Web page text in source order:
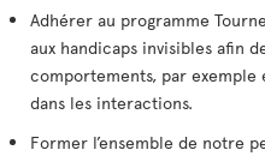
Adhérer au programme
aux handicaps invisibles afin
comportements, par exemple
dans les interactions.
Former l’ensemble de notre